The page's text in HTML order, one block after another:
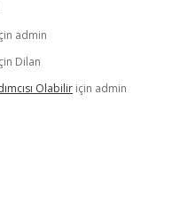
admin
Dilan
Olabilir için admin